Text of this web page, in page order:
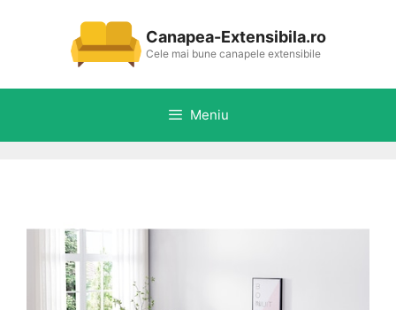
Canapea-Extensibila.ro
Cele mai bune canapele extensibile
Meniu